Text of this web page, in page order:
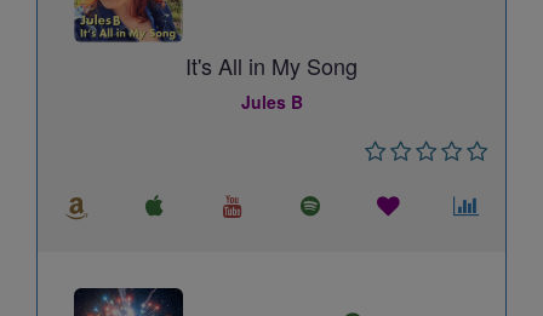
It's All in My Song
Jules B